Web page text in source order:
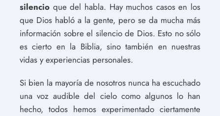
silencio que del habla. Hay muchos casos en los
que Dios habló a la gente, pero se da mucha más
información sobre el silencio de Dios. Esto no sólo
es cierto en la Biblia, sino también en nuestras
vidas y experiencias personales.
Si bien la mayoría de nosotros nunca ha escuchado
una voz audible del cielo como algunos lo han
hecho, todos hemos experimentado ciertamente